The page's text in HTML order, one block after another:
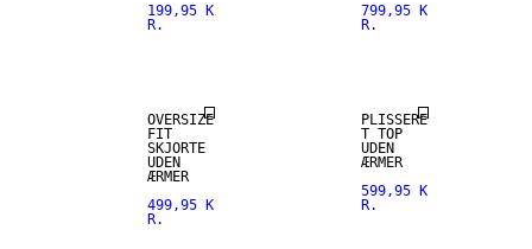
199,95 K
R.
799,95 K
R.
OVERSIZE
FIT
SKJORTE
UDEN
ÆRMER
499,95 K
R.
PLISSERE
T TOP
UDEN
ÆRMER
599,95 K
R.